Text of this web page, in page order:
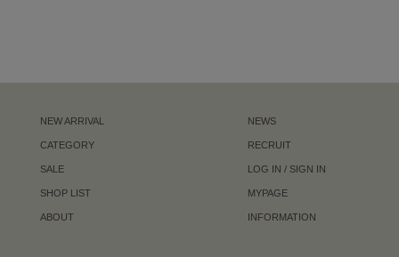
NEW ARRIVAL
CATEGORY
SALE
SHOP LIST
ABOUT
NEWS
RECRUIT
LOG IN / SIGN IN
MYPAGE
INFORMATION